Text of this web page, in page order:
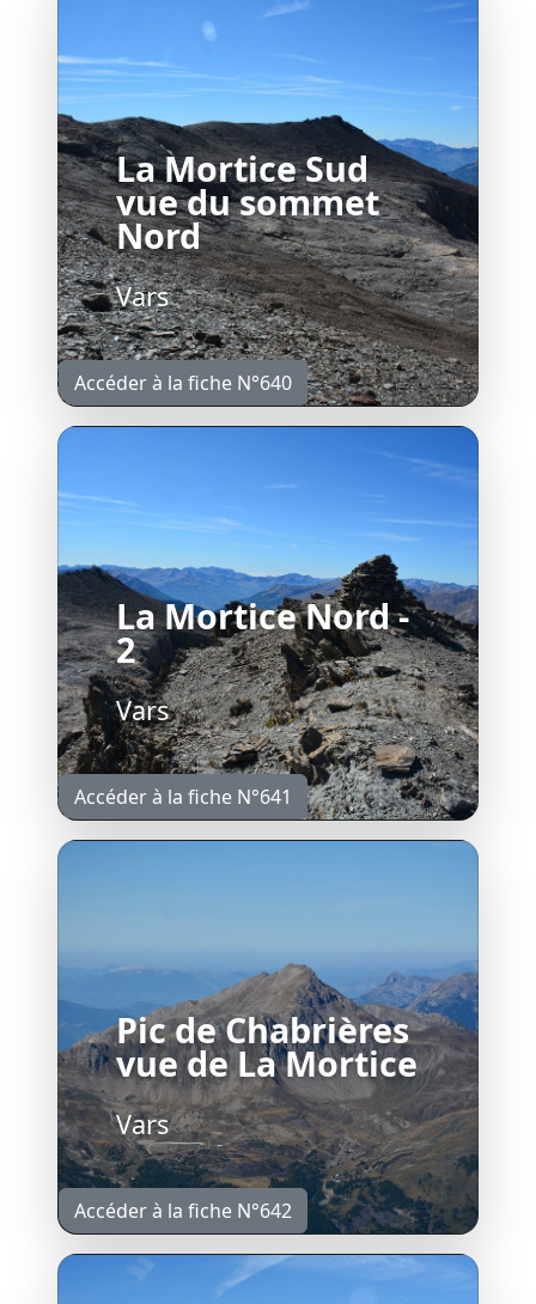
La Mortice Sud
vue du sommet
Nord
Vars
Accéder à la fiche N°640
La Mortice Nord -
2
Vars
Accéder à la fiche N°641
Pic de Chabrières
vue de La Mortice
Vars
Accéder à la fiche N°642